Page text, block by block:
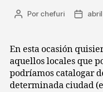
Autor
entrada
Por chefuri
Fecha
En esta ocasión
aquellos locales que
podríamos catalogar
determinada ciudad